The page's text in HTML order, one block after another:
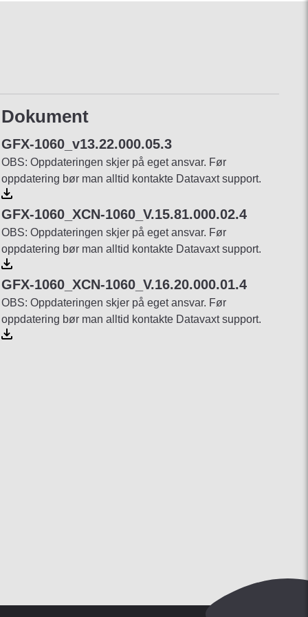
Dokument
GFX-1060_v13.22.000.05.3
OBS: Oppdateringen skjer på eget ansvar. Før
oppdatering bør man alltid kontakte Datavaxt support.
GFX-1060_XCN-1060_V.15.81.000.02.4
OBS: Oppdateringen skjer på eget ansvar. Før
oppdatering bør man alltid kontakte Datavaxt support.
GFX-1060_XCN-1060_V.16.20.000.01.4
OBS: Oppdateringen skjer på eget ansvar. Før
oppdatering bør man alltid kontakte Datavaxt support.